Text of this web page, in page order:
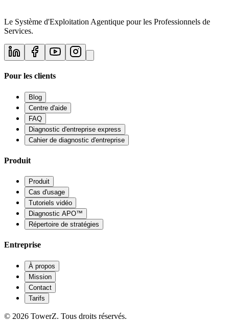
Le Système d'Exploitation Agentique pour les Professionnels de
Services.
Pour les clients
Blog
Centre d'aide
FAQ
Diagnostic d'entreprise express
Cahier de diagnostic d'entreprise
Produit
Produit
Cas d'usage
Tutoriels vidéo
Diagnostic APO™
Répertoire de stratégies
Entreprise
À propos
Mission
Contact
Tarifs
© 2026 TowerZ. Tous droits réservés.